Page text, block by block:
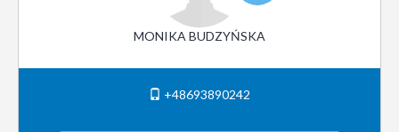
MONIKA BUDZYŃSKA
+48693890242